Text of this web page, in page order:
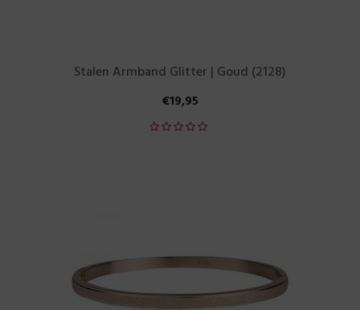
Stalen Armband Glitter | Goud (2128)
€19,95